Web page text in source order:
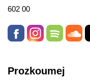
602 00
Prozkoumej